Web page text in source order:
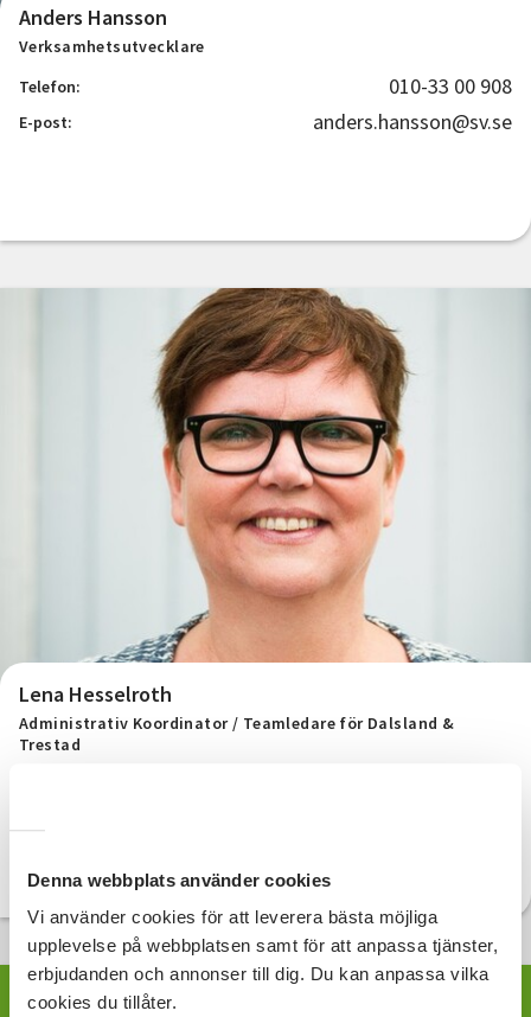
Denna webbplats använder cookies
Vi använder cookies för att leverera bästa möjliga
upplevelse på webbplatsen samt för att anpassa tjänster,
erbjudanden och annonser till dig. Du kan anpassa vilka
cookies du tillåter.
Anders Hansson
Verksamhetsutvecklare
Telefon:
010-33 00 908
E-post: anders.hansson@sv.se
Lena Hesselroth
Administrativ Koordinator / Teamledare för Dalsland &
Trestad